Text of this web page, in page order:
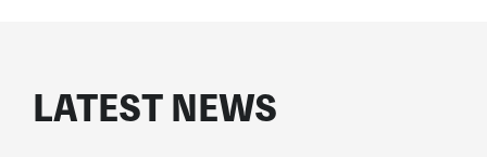
LATEST NEWS